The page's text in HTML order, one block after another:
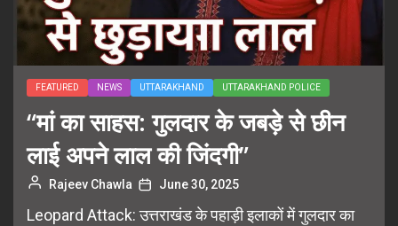
FEATURED NEWS UTTARAKHAND UTTARAKHAND POLICE
“मां का साहस: गुलदार के जबड़े से छीन
लाई अपने लाल की जिंदगी”
Rajeev Chawla June 30, 2025
Leopard Attack: उत्तराखंड के पहाड़ी इलाकों में गुलदार का